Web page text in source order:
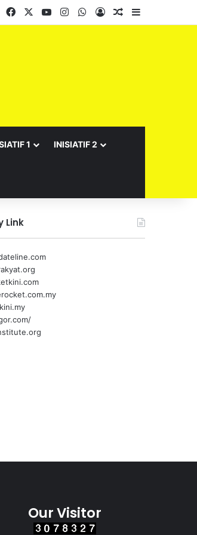
Facebook YouTubeInstagramWhatsApp
Log InRandom Article
1 INISIATIF 2
Link
Our Visitor